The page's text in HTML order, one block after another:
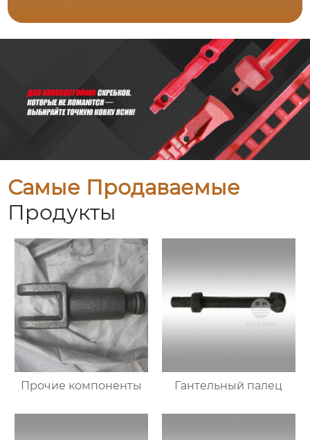
Самые Продаваемые
Продукты
Прочие компоненты Гантельный палец